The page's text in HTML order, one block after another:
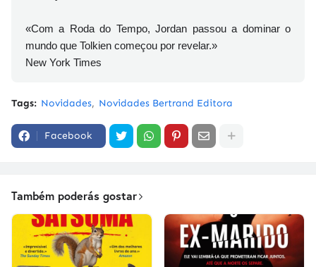
«Com a Roda do Tempo, Jordan passou a dominar o
mundo que Tolkien começou por revelar.»
New York Times
Tags: Novidades Novidades Bertrand Editora
Facebook
Também poderás gostar